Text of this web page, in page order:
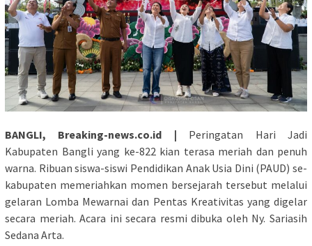
BANGLI, Breaking-news.co.id | Peringatan Hari Jadi
Kabupaten Bangli yang ke-822 kian terasa meriah dan penuh
warna. Ribuan siswa-siswi Pendidikan Anak Usia Dini (PAUD) se-
kabupaten memeriahkan momen bersejarah tersebut melalui
gelaran Lomba Mewarnai dan Pentas Kreativitas yang digelar
secara meriah. Acara ini secara resmi dibuka oleh Ny. Sariasih
Sedana Arta.